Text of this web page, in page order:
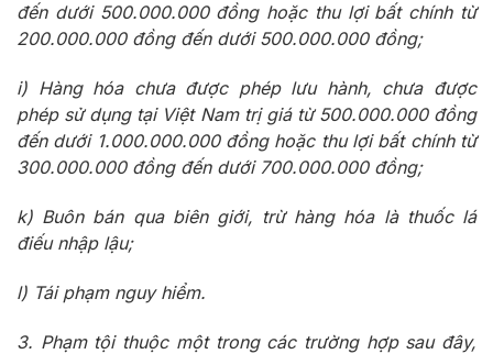
đến dưới 500.000.000 đồng hoặc thu lợi bất chính từ
200.000.000 đồng đến dưới 500.000.000 đồng;
i) Hàng hóa chưa được phép lưu hành, chưa được
phép sử dụng tại Việt Nam trị giá từ 500.000.000 đồng
đến dưới 1.000.000.000 đồng hoặc thu lợi bất chính từ
300.000.000 đồng đến dưới 700.000.000 đồng;
k) Buôn bán qua biên giới, trừ hàng hóa là thuốc lá
điếu nhập lậu;
l) Tái phạm nguy hiểm.
3. Phạm tội thuộc một trong các trường hợp sau đây,